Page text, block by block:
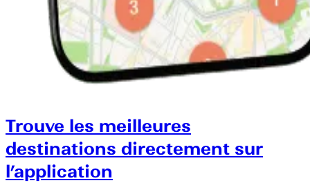
Trouve les meilleures
destinations directement sur
l’application